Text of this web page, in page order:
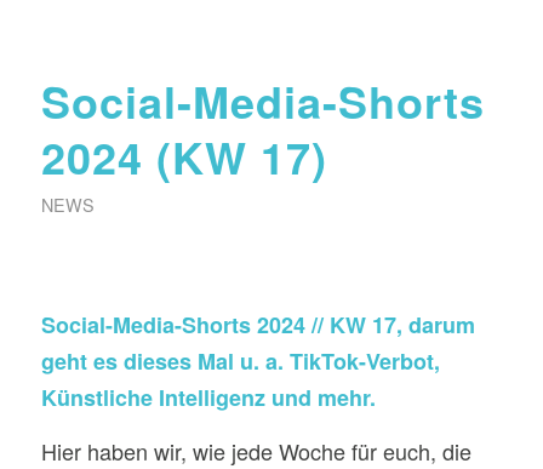
Social-Media-Shorts
2024 (KW 17)
NEWS
Social-Media-Shorts 2024 // KW 17, darum
geht es dieses Mal u. a. TikTok-Verbot,
Künstliche Intelligenz und mehr.
Hier haben wir, wie jede Woche für euch, die